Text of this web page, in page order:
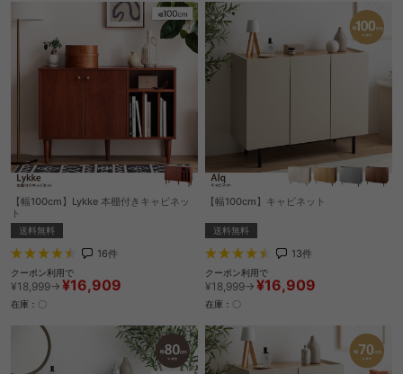
【幅100cm】Lykke 本棚付きキャビネッ
ト
送料無料
16件
クーポン利用で
¥18,999→ ¥16,909
在庫：〇
【幅100cm】キャビネット
送料無料
13件
クーポン利用で
¥18,999→ ¥16,909
在庫：〇